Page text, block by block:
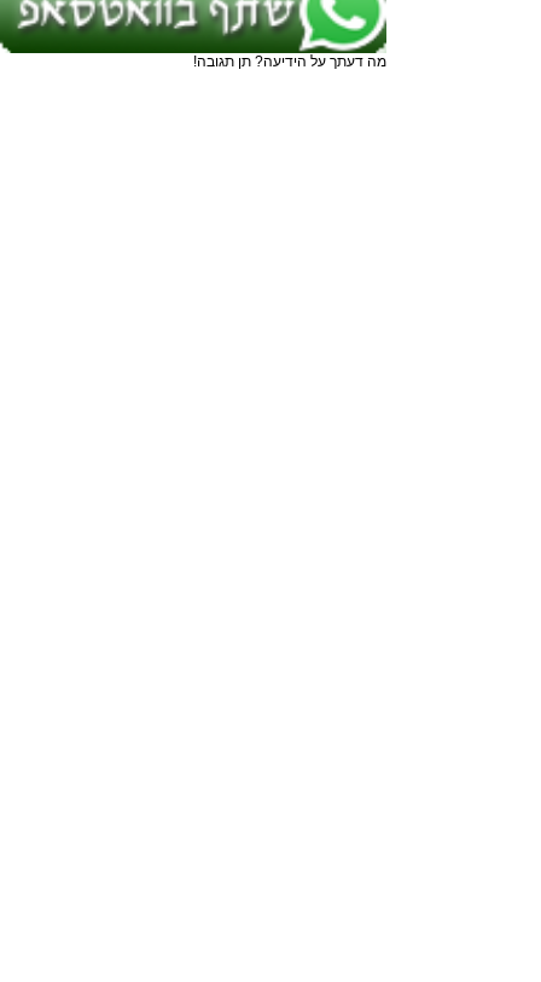
מה דעתך על הידיעה? תן תגובה!